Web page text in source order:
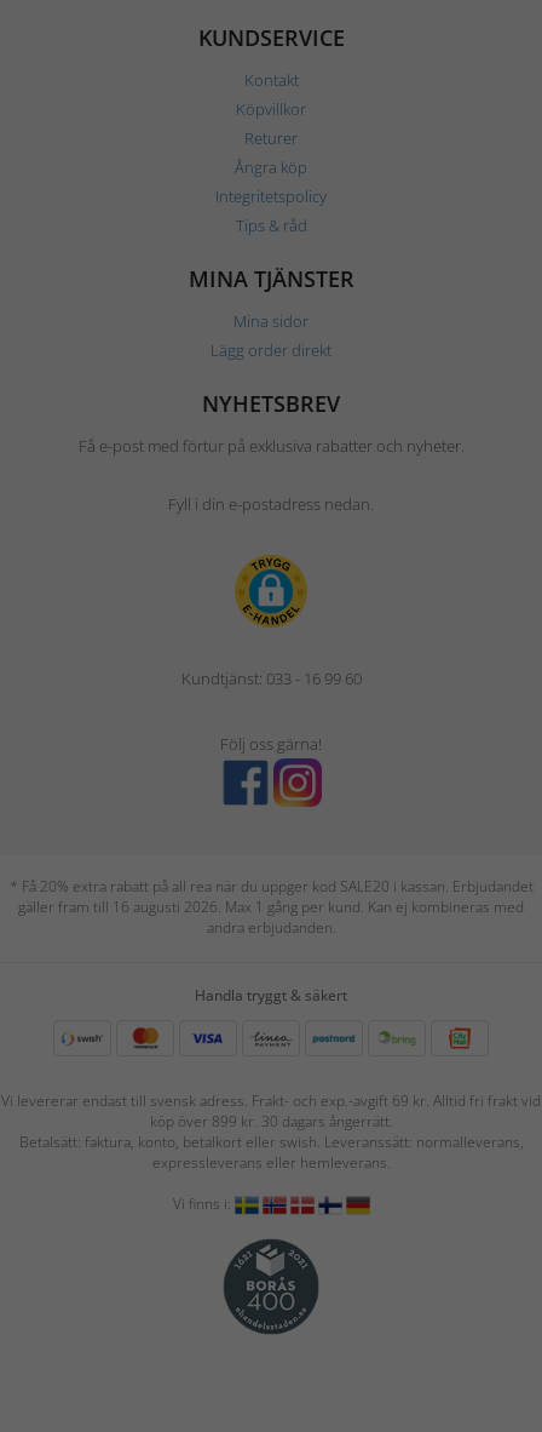
KUNDSERVICE
Kontakt
Köpvillkor
Returer
Ångra köp
Integritetspolicy
Tips & råd
MINA TJÄNSTER
Mina sidor
Lägg order direkt
NYHETSBREV
Få e-post med förtur på exklusiva rabatter och nyheter.
Fyll i din e-postadress nedan.
Kundtjänst: 033 - 16 99 60
Följ oss gärna!
* Få 20% extra rabatt på all rea när du uppger kod SALE20 i kassan. Erbjudandet
gäller fram till 16 augusti 2026. Max 1 gång per kund. Kan ej kombineras med
andra erbjudanden.
Handla tryggt & säkert
Vi levererar endast till svensk adress. Frakt- och exp.-avgift 69 kr. Alltid fri frakt vid
köp över 899 kr. 30 dagars ångerrätt.
Betalsätt: faktura, konto, betalkort eller swish. Leveranssätt: normalleverans,
expressleverans eller hemleverans.
Vi finns i: